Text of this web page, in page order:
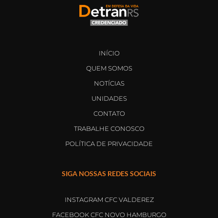
INÍCIO
QUEM SOMOS
NOTÍCIAS
UNIDADES
CONTATO
TRABALHE CONOSCO
POLÍTICA DE PRIVACIDADE
SIGA NOSSAS REDES SOCIAIS
INSTAGRAM CFC VALDEREZ
FACEBOOK CFC NOVO HAMBURGO